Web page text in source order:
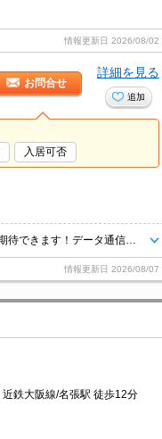
情報更新日 2026/08/02
お問合せ
詳細を見る
追加
入居可否
情報更新日 2026/08/07
近鉄大阪線/名張駅 徒歩12分